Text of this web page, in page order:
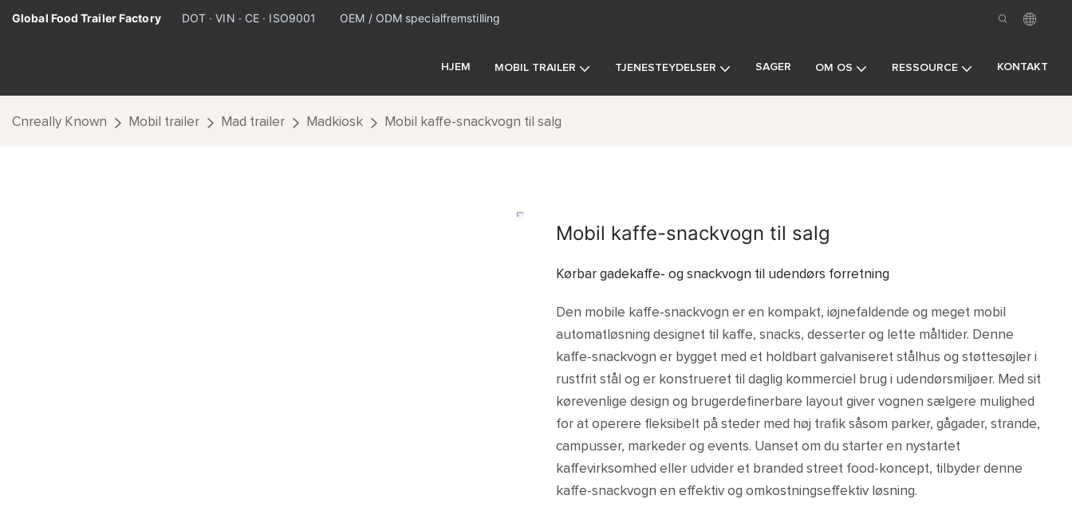
Global Food Trailer Factory DOT · VIN · CE · ISO9001 OEM / ODM specialfremstilling
HJEM MOBIL TRAILER TJENESTEYDELSER SAGER OM OS RESSOURCE KONTAKT
Cnreally Known Mobil trailer Mad trailer Madkiosk Mobil kaffe-snackvogn til salg
Mobil kaffe-snackvogn til salg
Kørbar gadekaffe- og snackvogn til udendørs forretning
Den mobile kaffe-snackvogn er en kompakt, iøjnefaldende og meget mobil
automatløsning designet til kaffe, snacks, desserter og lette måltider. Denne
kaffe-snackvogn er bygget med et holdbart galvaniseret stålhus og støttesøjler i
rustfrit stål og er konstrueret til daglig kommerciel brug i udendørsmiljøer. Med sit
kørevenlige design og brugerdefinerbare layout giver vognen sælgere mulighed
for at operere fleksibelt på steder med høj trafik såsom parker, gågader, strande,
campusser, markeder og events. Uanset om du starter en nystartet
kaffevirksomhed eller udvider et branded street food-koncept, tilbyder denne
kaffe-snackvogn en effektiv og omkostningseffektiv løsning.